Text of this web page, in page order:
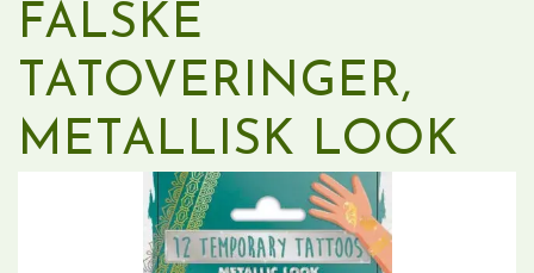
FALSKE
TATOVERINGER,
METALLISK LOOK